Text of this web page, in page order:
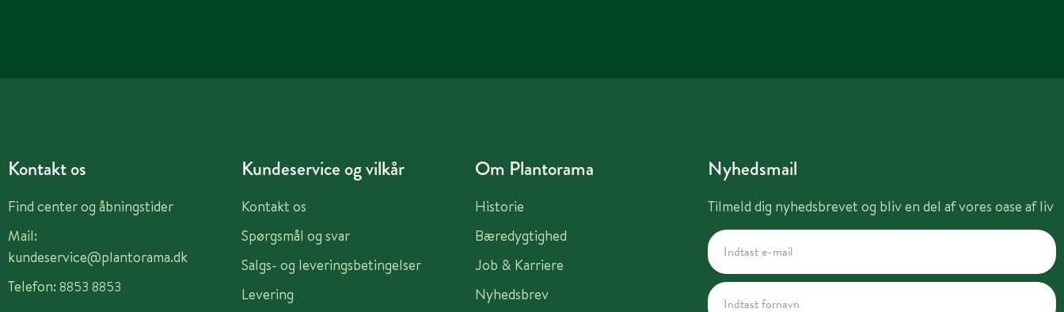
Kontakt os
Find center og åbningstider
Mail:
kundeservice@plantorama.dk
Telefon: 8853 8853
Kundeservice og vilkår
Kontakt os
Spørgsmål og svar
Salgs- og leveringsbetingelser
Levering
Om Plantorama
Historie
Bæredygtighed
Job & Karriere
Nyhedsbrev
Nyhedsmail
Tilmeld dig nyhedsbrevet og bliv en del af vores oase af liv